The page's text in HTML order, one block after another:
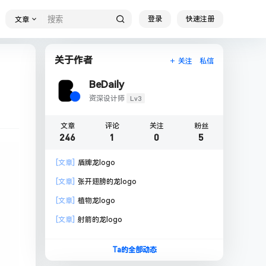
文章 登录 快速注册
关于作者 关注 私信
BeDaily
资深设计师 Lv3
文章
246
评论
1
关注
0
粉丝
5
[文章] 盾牌龙logo
[文章] 张开翅膀的龙logo
[文章] 植物龙logo
[文章] 射箭的龙logo
Ta的全部动态